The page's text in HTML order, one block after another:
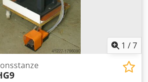
1 /7